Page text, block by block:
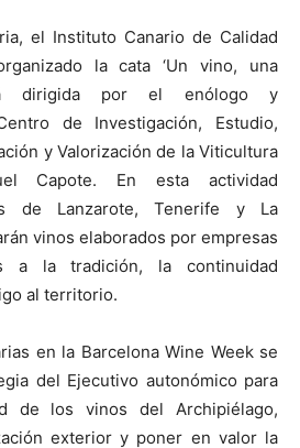
el Instituto Canario de Calidad
la cata ‘Un vino, una
dirigida por el enólogo y
de Investigación, Estudio,
y Valorización de la Viticultura
Capote. En esta actividad
de Lanzarote, Tenerife y La
vinos elaborados por empresas
a la tradición, la continuidad
al territorio.
en la Barcelona Wine Week se
del Ejecutivo autonómico para
de los vinos del Archipiélago,
exterior y poner en valor la